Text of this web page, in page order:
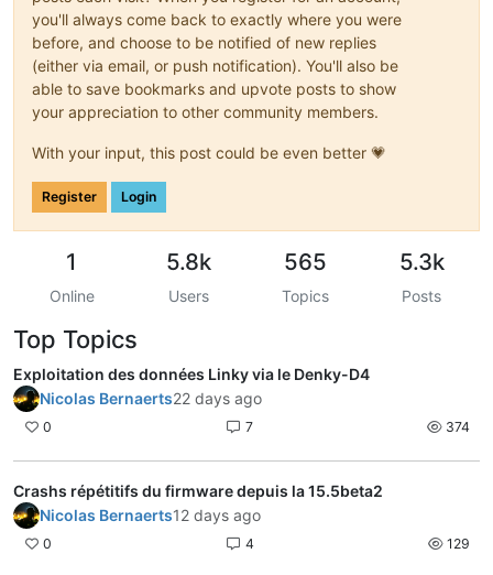
you'll always come back to exactly where you were
before, and choose to be notified of new replies
(either via email, or push notification). You'll also be
able to save bookmarks and upvote posts to show
your appreciation to other community members.
With your input, this post could be even better 💗
Register Login
1
Online
5.8k
Users
565
Topics
5.3k
Posts
Top Topics
Exploitation des données Linky via le Denky-D4
Nicolas Bernaerts22 days ago
0 7 374
Crashs répétitifs du firmware depuis la 15.5beta2
Nicolas Bernaerts12 days ago
0 4 129